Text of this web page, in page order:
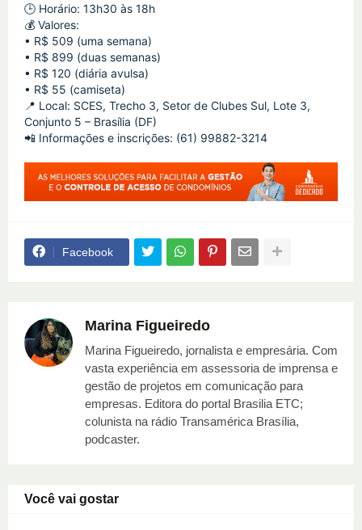
🕒 Horário: 13h30 às 18h
💰 Valores:
• R$ 509 (uma semana)
• R$ 899 (duas semanas)
• R$ 120 (diária avulsa)
• R$ 55 (camiseta)
📍 Local: SCES, Trecho 3, Setor de Clubes Sul, Lote 3,
Conjunto 5 – Brasília (DF)
📲 Informações e inscrições: (61) 99882-3214
Facebook
Marina Figueiredo
Marina Figueiredo, jornalista e empresária. Com
vasta experiência em assessoria de imprensa e
gestão de projetos em comunicação para
empresas. Editora do portal Brasilia ETC;
colunista na rádio Transamérica Brasília,
podcaster.
Você vai gostar